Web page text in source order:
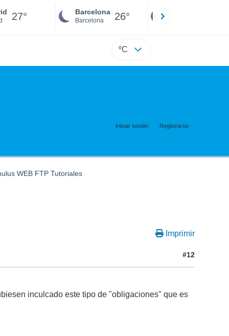
27° Barcelona
Barcelona 26°
ºC
Iniciar sesión Registrarse
WEB FTP Tutoriales
Imprimir
#12
inculcado este tipo de "obligaciones" que es